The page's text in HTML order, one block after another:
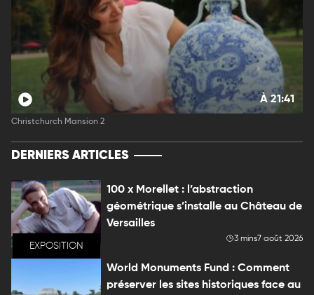
À 21:41
Christchurch Mansion 2
DERNIERS ARTICLES
EXPOSITION
100 x Morellet : l’abstraction
géométrique s’installe au Château de
Versailles
3 mins7 août 2026
World Monuments Fund : Comment
préserver les sites historiques face au